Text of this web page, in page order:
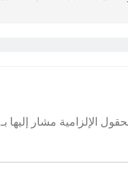
الإلزامية مشار إليها بـ